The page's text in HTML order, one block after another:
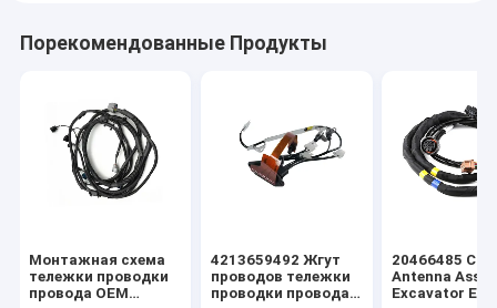
Порекомендованные Продукты
Монтажная схема
тележки проводки
провода OEM
4213659492 Жгут
проводов тележки
проводки провода
20466485
Antenna
Excavator